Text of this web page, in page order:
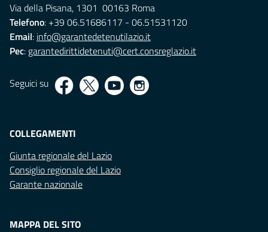
Via della Pisana, 1301 00163 Roma
Telefono: +39 06.51686117 - 06.51531120
Email: info@garantedetenutilazio.it
Pec: garantedirittidetenuti@cert.consreglazio.it
Seguici su
COLLEGAMENTI
Giunta regionale del Lazio
Consiglio regionale del Lazio
Garante nazionale
MAPPA DEL SITO